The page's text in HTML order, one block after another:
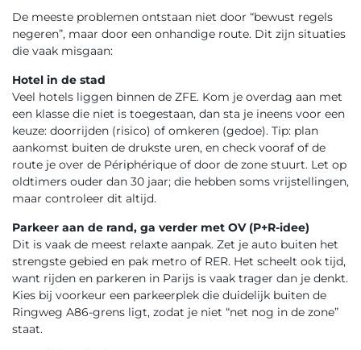
De meeste problemen ontstaan niet door “bewust regels
negeren”, maar door een onhandige route. Dit zijn situaties
die vaak misgaan:
Hotel in de stad
Veel hotels liggen binnen de ZFE. Kom je overdag aan met
een klasse die niet is toegestaan, dan sta je ineens voor een
keuze: doorrijden (risico) of omkeren (gedoe). Tip: plan
aankomst buiten de drukste uren, en check vooraf of de
route je over de Périphérique of door de zone stuurt. Let op
oldtimers ouder dan 30 jaar; die hebben soms vrijstellingen,
maar controleer dit altijd.
Parkeer aan de rand, ga verder met OV (P+R-idee)
Dit is vaak de meest relaxte aanpak. Zet je auto buiten het
strengste gebied en pak metro of RER. Het scheelt ook tijd,
want rijden en parkeren in Parijs is vaak trager dan je denkt.
Kies bij voorkeur een parkeerplek die duidelijk buiten de
Ringweg A86-grens ligt, zodat je niet “net nog in de zone”
staat.